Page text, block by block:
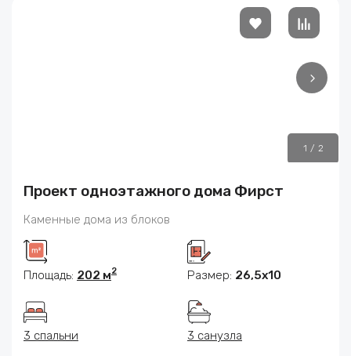
1 / 2
Проект одноэтажного дома Фирст
Каменные дома из блоков
Площадь: 202 м2 Размер: 26,5х10
3 спальни 3 санузла